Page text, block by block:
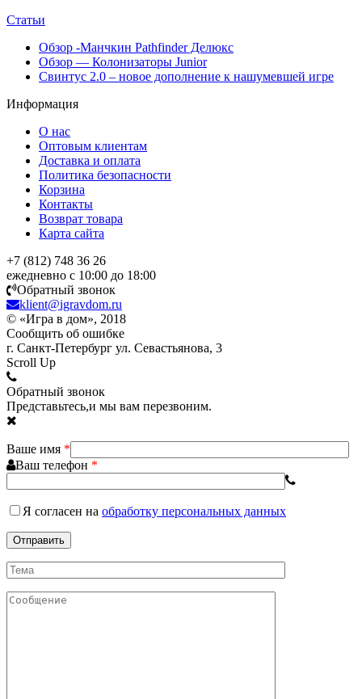
Статьи
Обзор -Манчкин Pathfinder Делюкс
Обзор — Колонизаторы Junior
Свинтус 2.0 – новое дополнение к нашумевшей игре
Информация
О нас
Оптовым клиентам
Доставка и оплата
Политика безопасности
Корзина
Контакты
Возврат товара
Карта сайта
+7 (812) 748 36 26
ежедневно с 10:00 до 18:00
Обратный звонок
klient@igravdom.ru
© «Игра в дом», 2018
Сообщить об ошибке
г. Санкт-Петербург ул. Севастьянова, 3
Scroll Up
Обратный звонок
Представьтесь,и мы вам перезвоним.
Ваше имя *
Ваш телефон *
Я согласен на обработку персональных данных